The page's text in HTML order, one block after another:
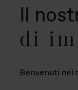
Il
di
Benvenuti nel